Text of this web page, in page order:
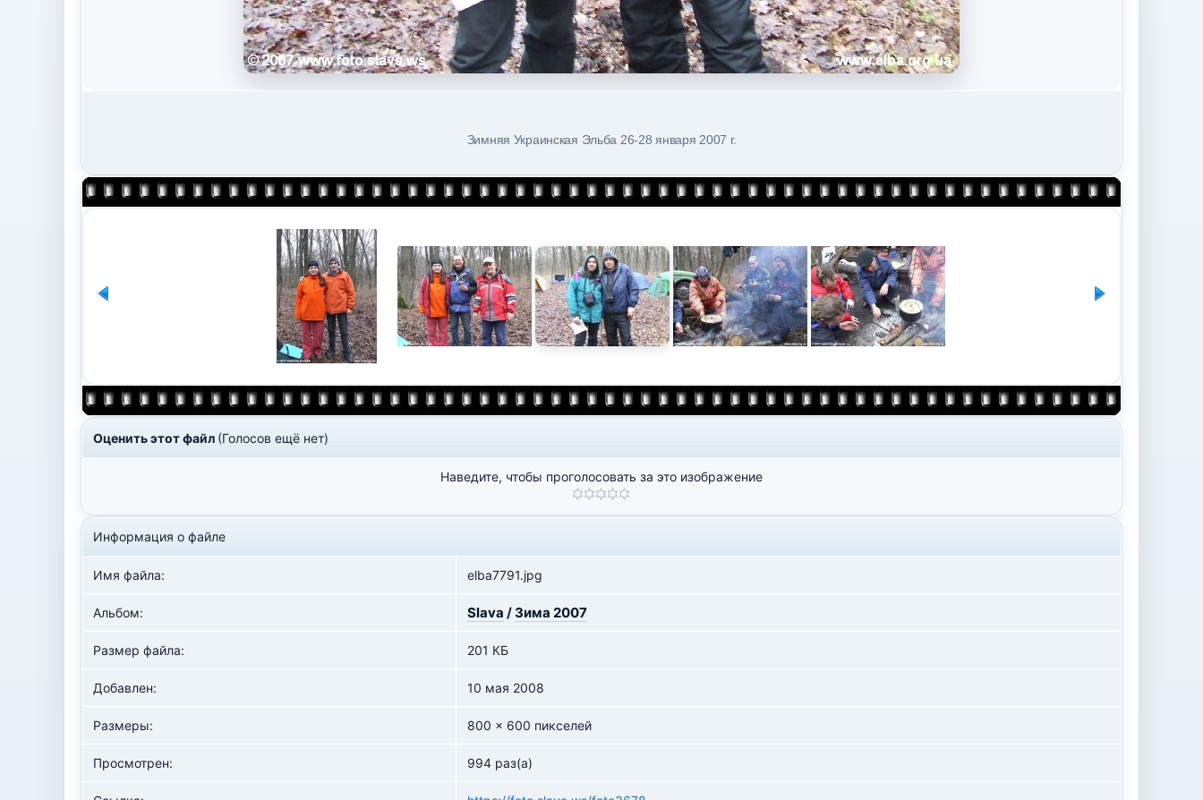
Зимняя Украинская Эльба 26-28 января 2007 г.
Оценить этот файл (Голосов ещё нет)
Наведите, чтобы проголосовать за это изображение
Информация о файле
Имя файла: elba7791.jpg
Альбом: Slava / Зима 2007
Размер файла: 201 КБ
Добавлен: 10 мая 2008
Размеры: 800 x 600 пикселей
Просмотрен: 994 раз(а)